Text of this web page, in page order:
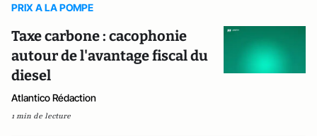
PRIX A LA POMPE
Taxe carbone : cacophonie
autour de l'avantage fiscal du
diesel
Atlantico Rédaction
1 min de lecture